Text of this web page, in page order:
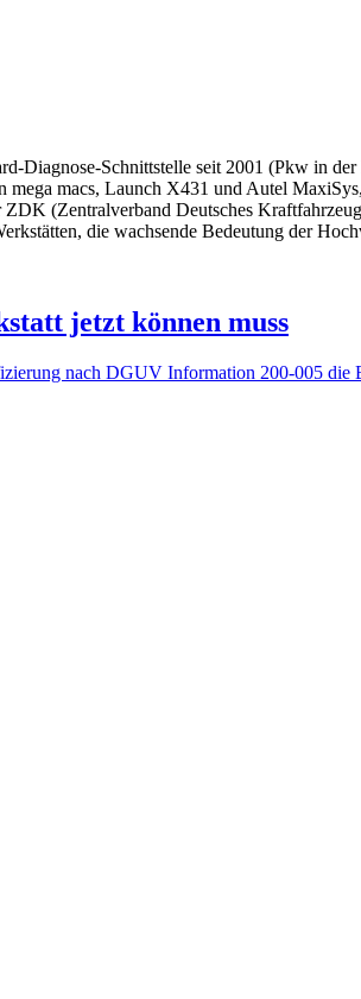
Diagnose-Schnittstelle seit 2001 (Pkw in
macs, Launch X431 und Autel
(Zentral­verband Deutsches
die wachsende Bedeutung der
jetzt können muss
nach DGUV Information 200-005 die